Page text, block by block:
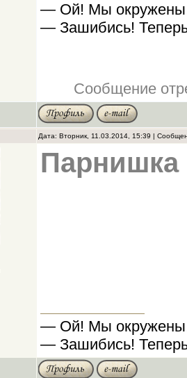
— Ой! Мы
— Зашибись!
Сообщение
Дата: Вторник, 11.03.2014, 15:39 |
Парнишка
— Ой! Мы
— Зашибись!